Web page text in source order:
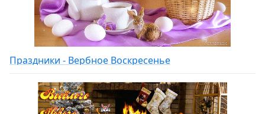
Праздники - Вербное Воскресенье